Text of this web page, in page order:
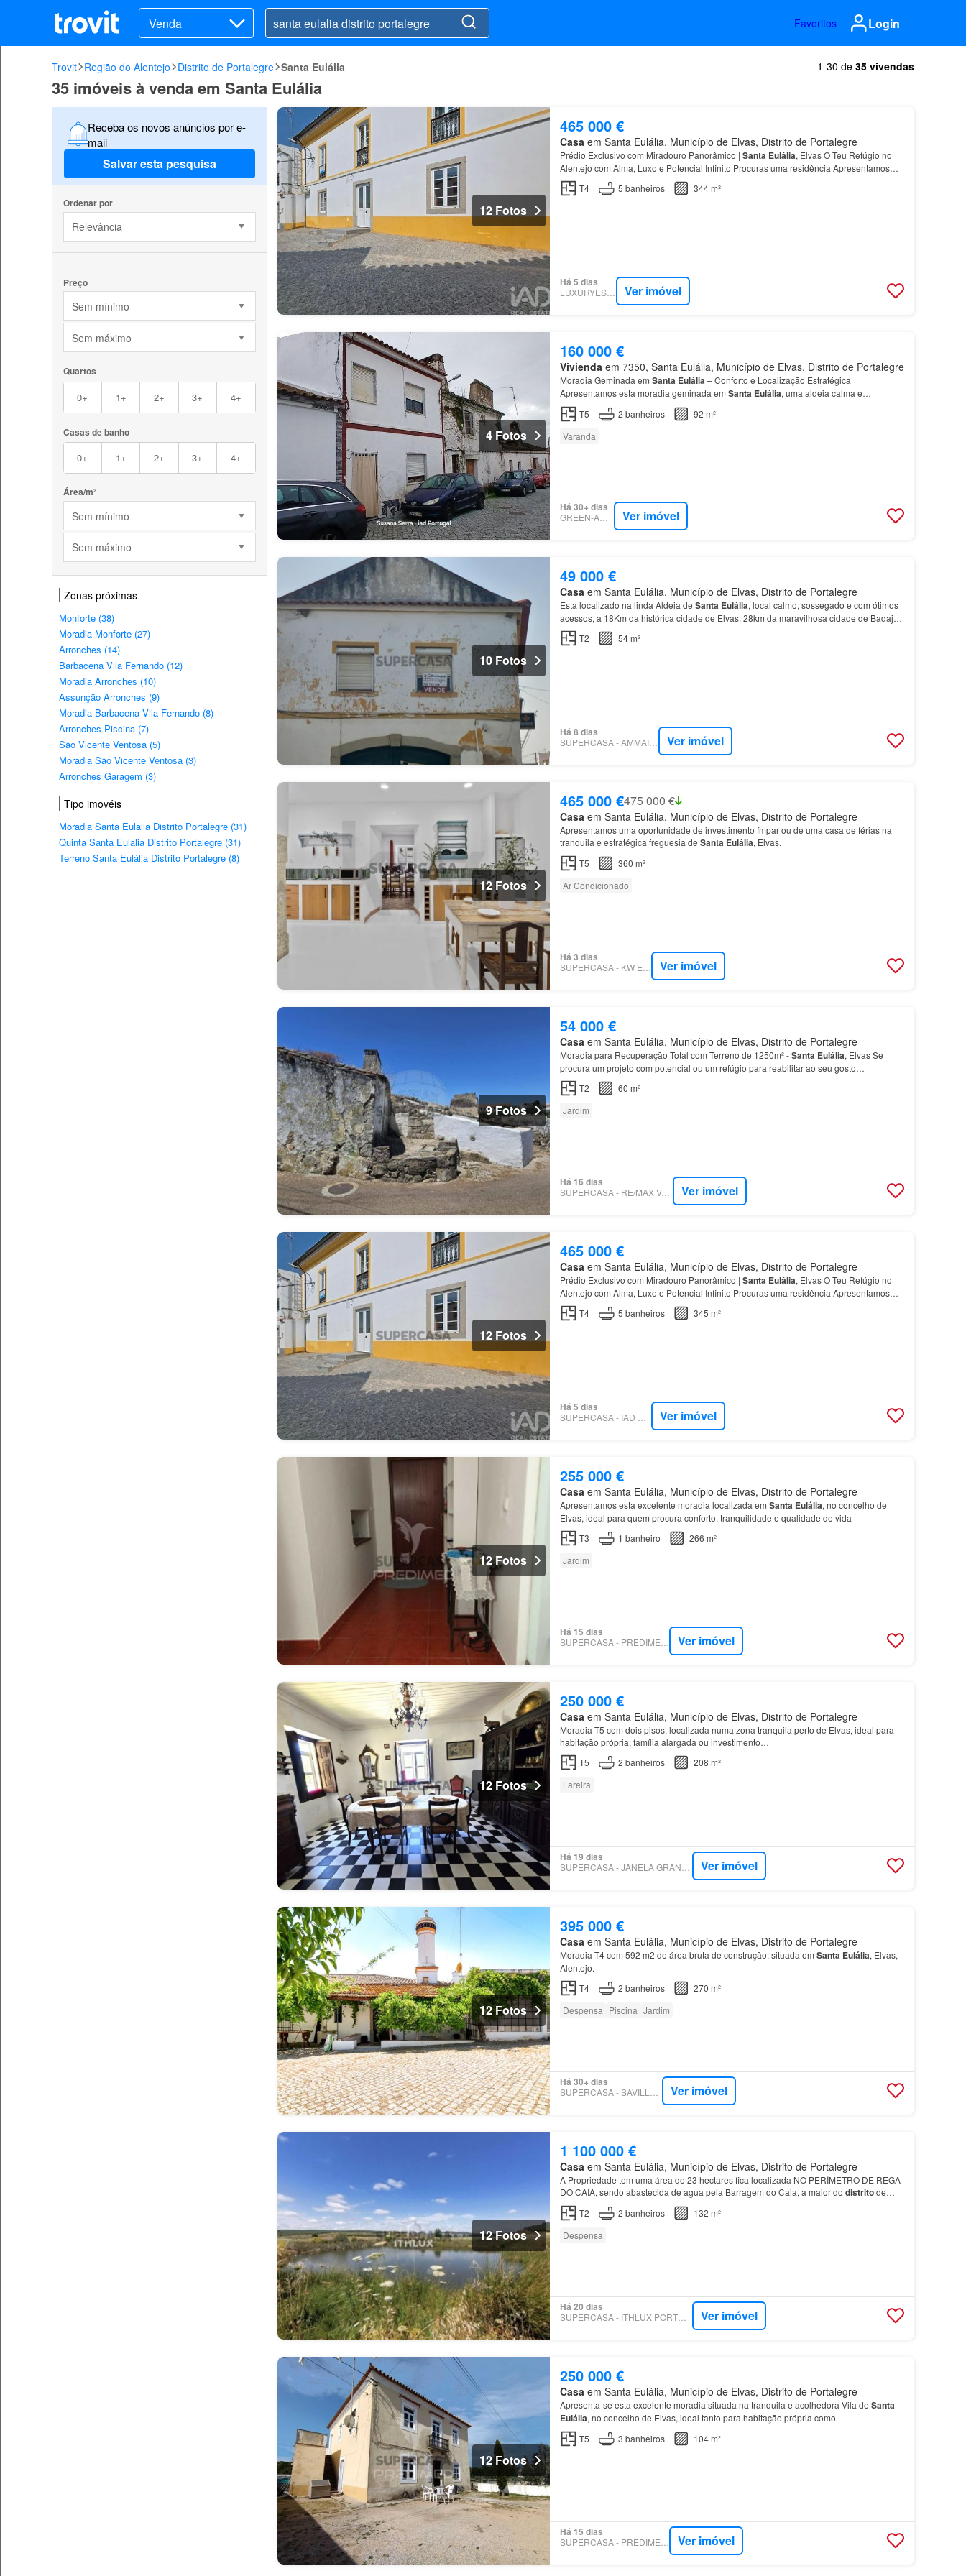
Venda Favoritos Login
Trovit Região do Alentejo Distrito de Portalegre Santa Eulália 1-30 de 35 vivendas
35 imóveis à venda em Santa Eulália
Receba os novos anúncios por e-
mail
Salvar esta pesquisa
Ordenar por
Relevância
Preço
Sem mínimo
Sem máximo
Quartos
0+ 1+ 2+ 3+ 4+
Casas de banho
0+ 1+ 2+ 3+ 4+
Área/m²
Sem mínimo
Sem máximo
Zonas próximas
Monforte (38)
Moradia Monforte (27)
Arronches (14)
Barbacena Vila Fernando (12)
Moradia Arronches (10)
Assunção Arronches (9)
Moradia Barbacena Vila Fernando (8)
Arronches Piscina (7)
São Vicente Ventosa (5)
Moradia São Vicente Ventosa (3)
Arronches Garagem (3)
Tipo imovéis
Moradia Santa Eulalia Distrito Portalegre (31)
Quinta Santa Eulalia Distrito Portalegre (31)
Terreno Santa Eulália Distrito Portalegre (8)
12 Fotos
465 000 €
Casaem Santa Eulália, Município de Elvas, Distrito de Portalegre
Prédio Exclusivo com Miradouro Panorâmico | Santa Eulália, Elvas O Teu Refúgio no
Alentejo com Alma, Luxo e Potencial Infinito Procuras uma residência Apresentamos
este magnífico prédio reabilitado na íntegra, localizado no c…
T4 5 banheiros 344 m²
Há 5 dias
LUXURYESTATE Ver imóvel
4 Fotos
160 000 €
Vivienda em 7350, Santa Eulália, Município de Elvas, Distrito de Portalegre
Moradia Geminada em Santa Eulália– Conforto e Localização Estratégica
Apresentamos esta moradia geminada em Santa Eulália, uma aldeia calma e
acolhedora
T5 2 banheiros
92 m²
Varanda
Há 30+ dias
GREEN-ACRES Ver imóvel
10 Fotos
49 000 €
Casa em Santa Eulália, Município de Elvas, Distrito de Portalegre
Esta localizado na linda Aldeia de Santa Eulália, local calmo, sossegado e com ótimos
acessos, a 18Km da histórica cidade de Elvas, 28km da maravilhosa cidade de Badajoz
’Espanha’ e a 40km da celebre cidade de
T2 54 m²
Há 8 dias
SUPERCASA - AMMAIA VILLAGES Ver imóvel
12 Fotos
465 000 €475 000 €
Casa em Santa Eulália, Município de Elvas, Distrito de Portalegre
Apresentamos uma oportunidade de investimento ímpar ou de uma casa de férias na
tranquila e estratégica freguesia de Santa Eulália, Elvas.
T5
360 m²
Ar Condicionado
Há 3 dias
SUPERCASA - KW EXCLUSIVE Ver imóvel
9 Fotos
54 000 €
Casa em Santa Eulália, Município de Elvas, Distrito de Portalegre
Moradia para Recuperação Total com Terreno de 1250m² -Santa Eulália, Elvas Se
procura um projeto com potencial ou um refúgio para reabilitar ao seu gosto
Apresentamos uma moradia térrea para recuperação total, inserida num l…
T2
60 m²
Jardim
Há 16 dias
SUPERCASA - RE/MAX VANTAGEM PARK Ver imóvel
12 Fotos
465 000 €
Casa em Santa Eulália, Município de Elvas, Distrito de Portalegre
Prédio Exclusivo com Miradouro Panorâmico | Santa Eulália, Elvas O Teu Refúgio no
Alentejo com Alma, Luxo e Potencial Infinito Procuras uma residência Apresentamos
este magnífico prédio reabilitado na íntegra, localizado no c…
T4 5 banheiros 345 m²
Há 5 dias
SUPERCASA - IAD PORTUGAL Ver imóvel
12 Fotos
255 000 €
Casa em Santa Eulália, Município de Elvas, Distrito de Portalegre
Apresentamos esta excelente moradia localizada em Santa Eulália, no concelho de
Elvas, ideal para quem procura conforto, tranquilidade e qualidade de vida
T3
1 banheiro
266 m²
Jardim
Há 15 dias
Ver imóvel
12 Fotos
250 000 €
Casa em Santa Eulália, Município de Elvas, Distrito de Portalegre
Moradia T5 com dois pisos, localizada numa zona tranquila perto de Elvas, ideal para
habitação própria, família alargada ou investimento…
T5
2 banheiros
208 m²
Lareira
Há 19 dias
Ver imóvel
12 Fotos
395 000 €
Casa em Santa Eulália, Município de Elvas, Distrito de Portalegre
Moradia T4 com 592 m2 de área bruta de construção, situada em Santa Eulália, Elvas,
Alentejo.
T4
2 banheiros
270 m²
Despensa Piscina Jardim
Há 30+ dias
Ver imóvel
12 Fotos
1 100 000 €
Casa em Santa Eulália, Município de Elvas, Distrito de Portalegre
A Propriedade tem uma área de 23 hectares fica localizada NO PERÍMETRO DE REGA
DO CAIA, sendo abastecida de agua pela Barragem do Caia, a maior do distritode
Portalegre , abastece os concelhos de Elvas, Campo Maior, Arronches…
T2 2 banheiros
132 m²
Despensa
Há 20 dias
SUPERCASA - ITHLUX PORTUGAL - NEW REAL ESTATE CONCEPT Ver imóvel
12 Fotos
250 000 €
Casa em Santa Eulália, Município de Elvas, Distrito de Portalegre
Apresenta-se esta excelente moradia situada na tranquila e acolhedora Vila de Santa
Eulália, no concelho de Elvas, ideal tanto para habitação própria como
T5
3 banheiros 104 m²
Há 15 dias
Ver imóvel